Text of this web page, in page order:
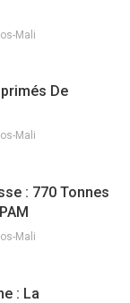
Mali
De
Mali
: 770 Tonnes
Mali
: La